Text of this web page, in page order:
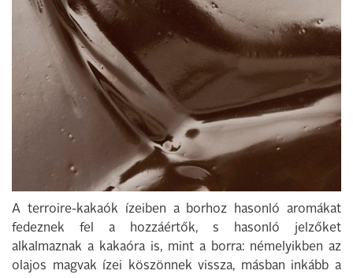
A terroire-kakaók ízeiben a borhoz hasonló aromákat
fedeznek fel a hozzáértők, s hasonló jelzőket
alkalmaznak a kakaóra is, mint a borra: némelyikben az
olajos magvak ízei köszönnek vissza, másban inkább a